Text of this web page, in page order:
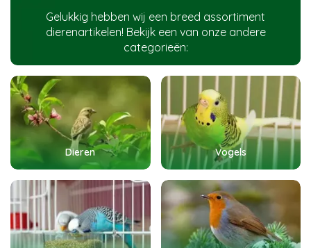
Gelukkig hebben wij een breed assortiment
dierenartikelen! Bekijk een van onze andere
categorieën:
Dieren Vogels